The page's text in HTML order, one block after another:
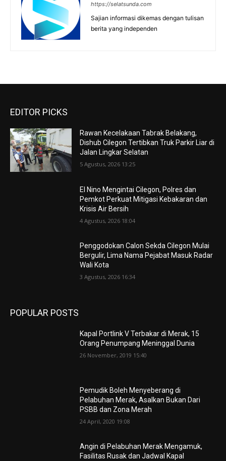
https://selatsunda.com
Sajian informasi dikemas dengan tulisan
berita yang independen
EDITOR PICKS
Rawan Kecelakaan Tabrak Belakang,
Dishub Cilegon Tertibkan Truk Parkir Liar di
Jalan Lingkar Selatan
5 Agustus, 2026 13:25
El Nino Mengintai Cilegon, Polres dan
Pemkot Perkuat Mitigasi Kebakaran dan
Krisis Air Bersih
4 Agustus, 2026 18:04
Penggodokan Calon Sekda Cilegon Mulai
Bergulir, Lima Nama Pejabat Masuk Radar
Wali Kota
3 Agustus, 2026 16:34
POPULAR POSTS
Kapal Portlink V Terbakar di Merak, 15
Orang Penumpang Meninggal Dunia
26 November, 2019 15:40
Pemudik Boleh Menyeberang di
Pelabuhan Merak, Asalkan Bukan Dari
PSBB dan Zona Merah
24 April, 2020 19:08
Angin di Pelabuhan Merak Mengamuk,
Fasilitas Rusak dan Jadwal Kapal